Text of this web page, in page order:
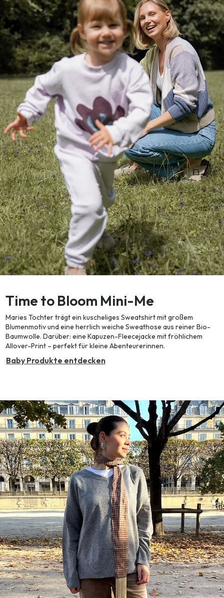
Time to Bloom Mini-Me
Maries Tochter trägt ein kuscheliges Sweatshirt mit großem
Blumenmotiv und eine herrlich weiche Sweathose aus reiner Bio-
Baumwolle. Darüber: eine Kapuzen-Fleecejacke mit fröhlichem
Allover-Print – perfekt für kleine Abenteurerinnen.
Baby Produkte entdecken